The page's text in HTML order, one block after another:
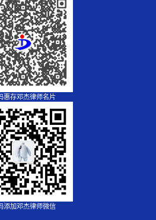
惠存邓杰律师名片
添加邓杰律师微信